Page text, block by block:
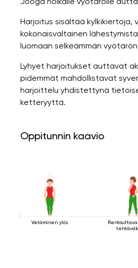
Harjoitus sisältää kylkikiertoja,
kokonaisvaltainen
luomaan selkeämmän
Lyhyet harjoitukset auttavat
pidemmät mahdollistavat
harjoittelu yhdistettynä
ketteryyttä.
Oppitunnin kaavio
Vetäminen ylös